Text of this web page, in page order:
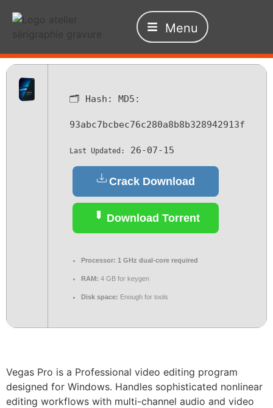
Menu
🗂 Hash: MD5:
93abc7bcbec76c280a8b8b328942913f
Last Updated: 26-07-15
Crack Download
Download Torrent
Processor: 1 GHz dual-core required
RAM: 4 GB for keygen
Disk space: Enough for tools
Vegas Pro is a Professional video editing program
designed for Windows. Handles sophisticated nonlinear
editing workflows with multi-channel audio and video